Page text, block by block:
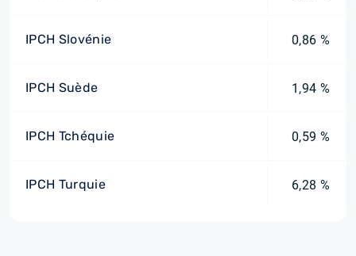
IPCH Slovénie 0,86 %
IPCH Suède 1,94 %
IPCH Tchéquie 0,59 %
IPCH Turquie 6,28 %